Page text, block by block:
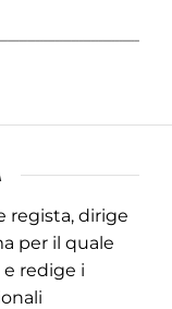
regista, dirige
per il quale
redige i